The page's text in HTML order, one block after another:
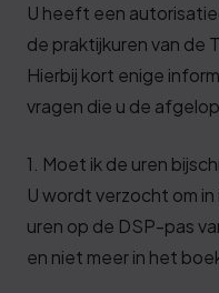
U heeft een
de praktijkuren van de
Hierbij kort enige
vragen die u de
1. Moet ik de uren
U wordt verzocht om
uren op de DSP-pas
en niet meer in het